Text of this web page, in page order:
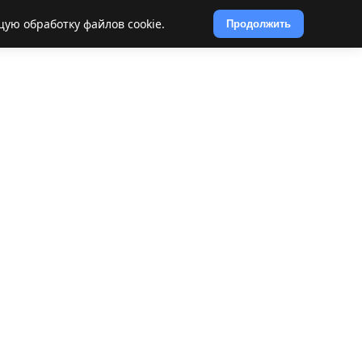
обработку файлов cookie. Продолжить